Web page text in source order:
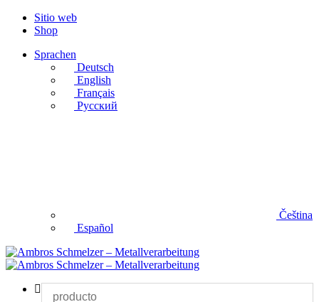
Sitio web
Shop
Sprachen
Deutsch
English
Français
Русский
Čeština
Español